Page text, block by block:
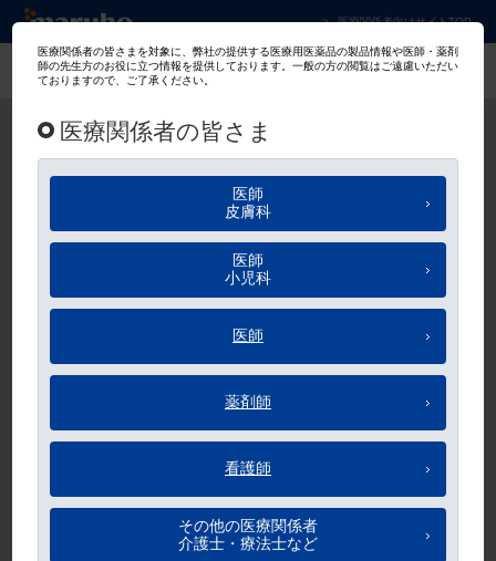
マルホ株式会社 皮膚科学領域での卓越した
医療関係者向けサイトTOP
マルホ会員
ログイン
メールアドレス、パスワードのご入力をお願いします。
メールアドレス
ログイン状態を保持する
ログイン